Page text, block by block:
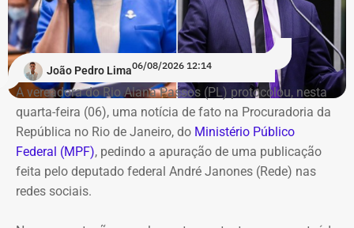
interditados seis depósitos em Copacabana, Leme e
Leblon, com a apreensão de 22 toneladas de
equipamentos. A receita estimada, de acordo com o
Executivo municipal, iria para organizações criminosas e
chegaria a R$ 975 mil mensais.
A operação começou por volta das 8h30 e reuniu agentes
da Secretaria Municipal de Ordem Pública (Seop),
Instituto Municipal de Vigilância Sanitária (IVISA-Rio),
Guarda Municipal, Comlurb, CET-Rio, Defesa Civil,
João Pedro Lima06/08/2026 12:14
A vereadora do Rio Alana Passos (PL) protocolou, nesta
quarta-feira (06), uma notícia de fato na Procuradoria da
República no Rio de Janeiro, do Ministério Público
Federal (MPF), pedindo a apuração de uma publicação
feita pelo deputado federal André Janones (Rede) nas
redes sociais.